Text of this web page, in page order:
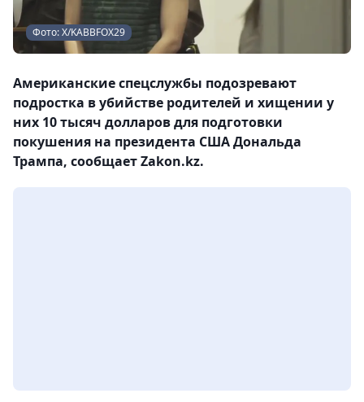
Фото: Х/KABBFOX29
Американские спецслужбы подозревают
подростка в убийстве родителей и хищении у
них 10 тысяч долларов для подготовки
покушения на президента США Дональда
Трампа, сообщает Zakon.kz.